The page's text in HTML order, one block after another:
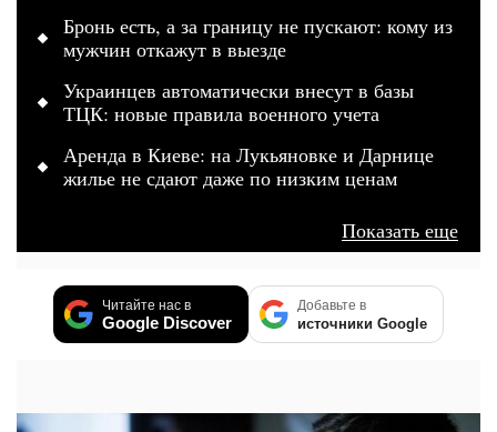
Бронь есть, а за границу не пускают: кому из
мужчин откажут в выезде
Украинцев автоматически внесут в базы
ТЦК: новые правила военного учета
Аренда в Киеве: на Лукьяновке и Дарнице
жилье не сдают даже по низким ценам
Показать еще
Читайте нас в
Google Discover
Добавьте в
источники Google